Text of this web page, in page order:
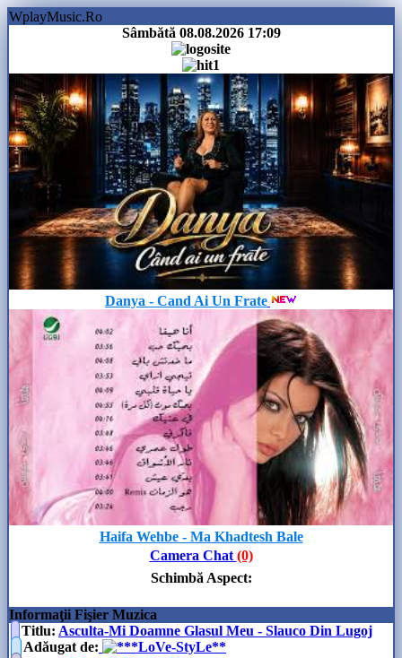
WplayMusic.Ro
Sâmbătă 08.08.2026 17:09
Danya - Cand Ai Un Frate
Haifa Wehbe - Ma Khadtesh Bale
Camera Chat (0)
Schimbă Aspect:
Informaţii Fişier Muzica
Titlu: Asculta-Mi Doamne Glasul Meu - Slauco Din Lugoj
Adăugat de:
**LoVe-StyLe**